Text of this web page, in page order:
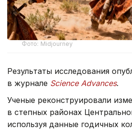
Фото: Midjourney
Результаты исследования
в журнале Science Advances.
Ученые реконструировали
в степных районах
используя данные годичных